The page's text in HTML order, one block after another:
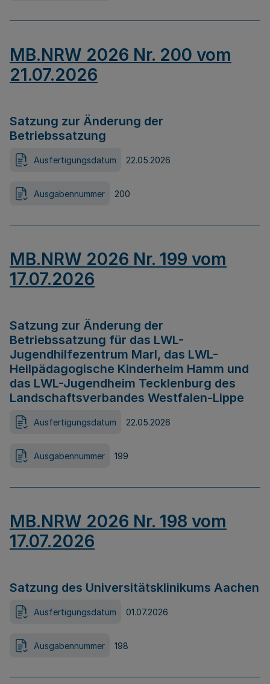
MB.NRW 2026 Nr. 200 vom
21.07.2026
Satzung zur Änderung der
Betriebssatzung
Ausfertigungsdatum 22.05.2026
Ausgabennummer 200
MB.NRW 2026 Nr. 199 vom
17.07.2026
Satzung zur Änderung der
Betriebssatzung für das LWL-
Jugendhilfezentrum Marl, das LWL-
Heilpädagogische Kinderheim Hamm und
das LWL-Jugendheim Tecklenburg des
Landschaftsverbandes Westfalen-Lippe
Ausfertigungsdatum 22.05.2026
Ausgabennummer 199
MB.NRW 2026 Nr. 198 vom
17.07.2026
Satzung des Universitätsklinikums Aachen
Ausfertigungsdatum 01.07.2026
Ausgabennummer 198